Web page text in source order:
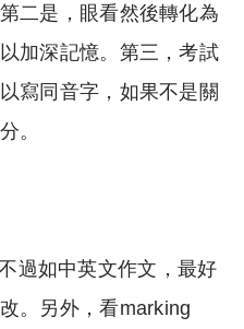
二是，眼看然後轉化為
加深記憶。第三，考試
寫同音字，如果不是關
。
過如中英文作文，最好
。另外，看marking